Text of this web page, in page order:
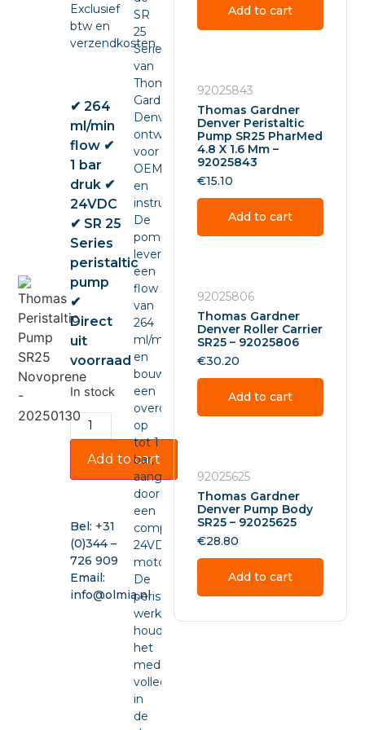
Exclusief
btw en
verzendkosten.
✔ 264
ml/min
flow ✔
1 bar
druk ✔
24VDC
✔ SR 25
Series
peristaltic
pump
✔
Direct
uit
voorraad
In stock
Add to cart
Bel: +31
(0)344 –
726 909
Email:
info@olmia.nl
SR
25
Series
van
Thomas
Gardner
Denver,
ontwikkeld
voor
OEM-
en
instrumentintegratie.
De
pomp
levert
een
flow
van
264
ml/min
en
bouwt
een
overdruk
op
tot 1
bar,
aangedreven
door
een
compacte
24VDC-
motor.
De
peristaltische
werking
houdt
het
medium
volledig
in
de
Add to cart
92025843
Thomas Gardner
Denver Peristaltic
Pump SR25 PharMed
4.8 X 1.6 Mm –
92025843
€15.10
Add to cart
92025806
Thomas Gardner
Denver Roller Carrier
SR25 – 92025806
€30.20
Add to cart
92025625
Thomas Gardner
Denver Pump Body
SR25 – 92025625
€28.80
Add to cart